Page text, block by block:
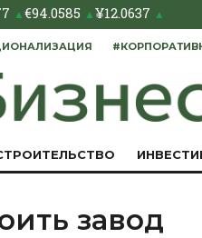
▲€94.0585 ▲¥12.0637 ▲
завод